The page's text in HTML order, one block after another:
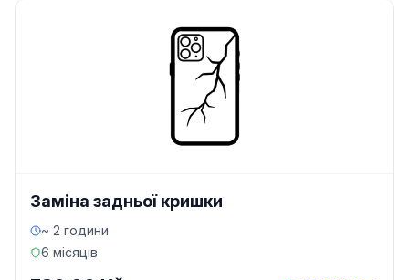
Заміна задньої кришки
~ 2 години
6 місяців